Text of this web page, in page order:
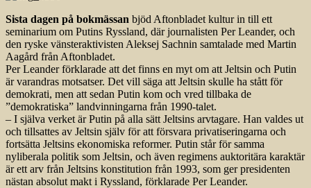
Sista dagen på bokmässan bjöd Aftonbladet kultur in till ett
seminarium om Putins Ryssland, där journalisten Per Leander, och
den ryske vänsteraktivisten Aleksej Sachnin samtalade med Martin
Aagård från Aftonbladet.
Per Leander förklarade att det finns en myt om att Jeltsin och Putin
är varandras motsatser. Det vill säga att Jeltsin skulle ha stått för
demokrati, men att sedan Putin kom och vred tillbaka de
”demokratiska” landvinningarna från 1990-talet.
– I själva verket är Putin på alla sätt Jeltsins arvtagare. Han valdes ut
och tillsattes av Jeltsin själv för att försvara privatiseringarna och
fortsätta Jeltsins ekonomiska reformer. Putin står för samma
nyliberala politik som Jeltsin, och även regimens auktoritära karaktär
är ett arv från Jeltsins konstitution från 1993, som ger presidenten
nästan absolut makt i Ryssland, förklarade Per Leander.